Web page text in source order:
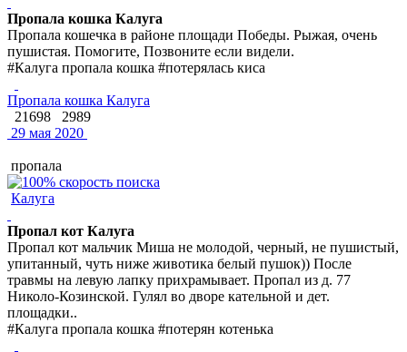
Пропала кошка Калуга
Пропала кошечка в районе площади Победы. Рыжая, очень
пушистая. Помогите, Позвоните если видели.
#Калуга пропала кошка #потерялась киса
Пропала кошка Калуга
21698
2989
29 мая 2020
пропала
Калуга
Пропал кот Калуга
Пропал кот мальчик Миша не молодой, черный, не пушистый,
упитанный, чуть ниже животика белый пушок)) После
травмы на левую лапку прихрамывает. Пропал из д. 77
Николо-Козинской. Гулял во дворе кательной и дет.
площадки..
#Калуга пропала кошка #потерян котенька